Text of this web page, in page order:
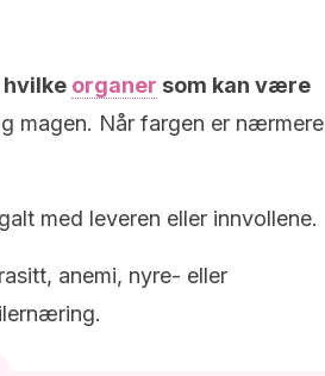
hvilke organer som kan være
magen. Når fargen er nærmere
med leveren eller innvollene.
anemi, nyre- eller